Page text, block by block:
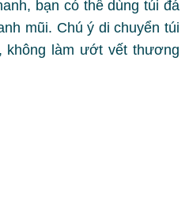
bạn có thể dùng túi đá
mũi. Chú ý di chuyển túi
không làm ướt vết thương